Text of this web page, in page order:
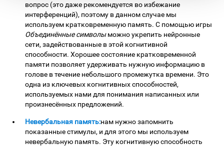
вопрос (это даже рекомендуется во избежание
интерференций), поэтому в данном случае мы
используем кратковременную память. С помощью игры
Объединённые символыможно укрепить нейронные
сети, задействованные в этой когнитивной
способности. Хорошее состояние кратковременной
памяти позволяет удерживать нужную информацию в
голове в течение небольшого промежутка времени. Это
одна из ключевых когнитивных способностей,
используемых нами для понимания написанных или
произнесённых предложений.
Невербальная память:нам нужно запомнить
показанные стимулы, и для этого мы используем
невербальную память. Эту когнитивную способность